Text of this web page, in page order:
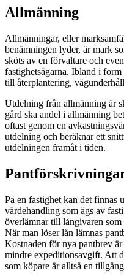
Allmänning
Allmänningar, eller
benämningen lyder, är mark
sköts av en förvaltare och
fastighetsägarna. Ibland i
till återplantering,
Utdelning från allmänning är
gård ska andel i allmänning
oftast genom en
utdelning och beräknar ett
utdelningen framåt i tiden.
På en fastighet kan det finnas
värdehandling som ägs av
överlämnar till långivaren som
När man löser lån lämnas
Kostnaden för nya pantbrev
mindre expeditionsavgift. Att
som köpare är alltså en